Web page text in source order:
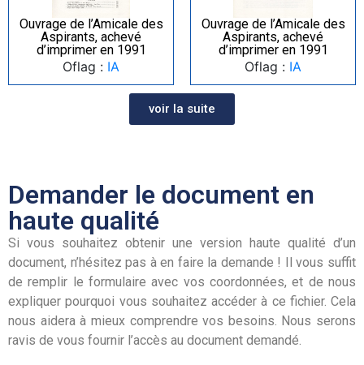
Ouvrage de l’Amicale des
Aspirants, achevé
d’imprimer en 1991
Oflag : IA
Ouvrage de l’Amicale des
Aspirants, achevé
d’imprimer en 1991
Oflag : IA
voir la suite
Demander le document en
haute qualité
Si vous souhaitez obtenir une version haute qualité d’un
document, n’hésitez pas à en faire la demande ! Il vous suffit
de remplir le formulaire avec vos coordonnées, et de nous
expliquer pourquoi vous souhaitez accéder à ce fichier. Cela
nous aidera à mieux comprendre vos besoins. Nous serons
ravis de vous fournir l’accès au document demandé.